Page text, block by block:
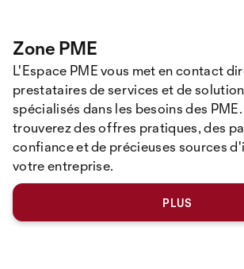
Zone PME
L'Espace PME vous met en contact
prestataires de services et de
spécialisés dans les besoins des PME.
trouverez des offres pratiques, des
confiance et de précieuses sources
votre entreprise.
PLUS